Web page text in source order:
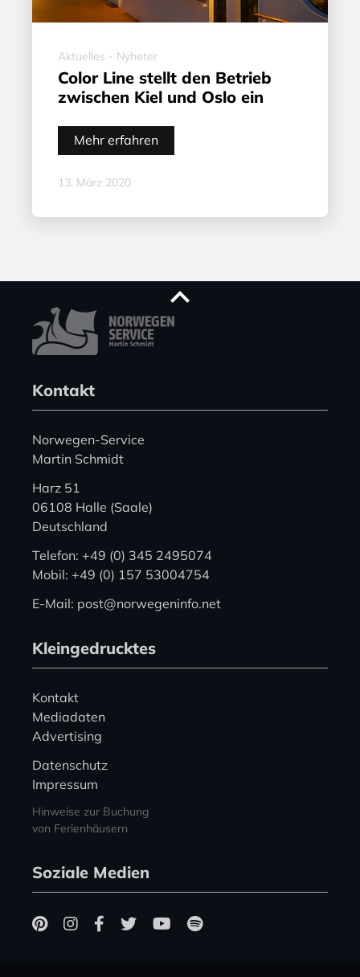
Aktuelles - Nyheter
Color Line stellt den Betrieb
zwischen Kiel und Oslo ein
Mehr erfahren
13. März 2020
Kontakt
Norwegen-Service
Martin Schmidt
Harz 51
06108 Halle (Saale)
Deutschland
Telefon: +49 (0) 345 2495074
Mobil: +49 (0) 157 53004754
E-Mail: post@norwegeninfo.net
Kleingedrucktes
Kontakt
Mediadaten
Advertising
Datenschutz
Impressum
Hinweise zur Buchung
von Ferienhäusern
Soziale Medien